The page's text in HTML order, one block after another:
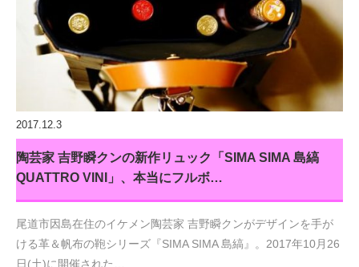
2017.12.3
陶芸家 吉野瞬クンの新作リュック「SIMA SIMA 島縞
QUATTRO VINI」、本当にフルボ…
尾道市因島在住のイケメン陶芸家 吉野瞬クンがデザインを手が
ける革＆帆布の鞄シリーズ『SIMA SIMA 島縞』。2017年10月26
日(土)に開催された…